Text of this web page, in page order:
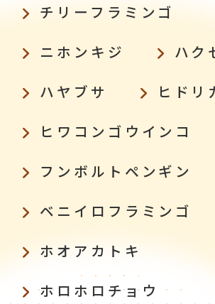
チリーフラミンゴ
ニホンキジ
ハク
ハヤブサ
ヒドリ
ヒワコンゴウインコ
フンボルトペンギン
ベニイロフラミンゴ
ホオアカトキ
ホロホロチョウ